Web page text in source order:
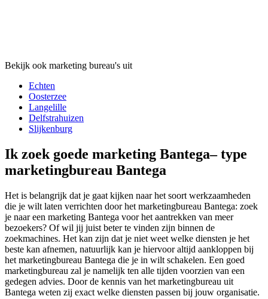
Bekijk ook marketing bureau's uit
Echten
Oosterzee
Langelille
Delfstrahuizen
Slijkenburg
Ik zoek goede marketing Bantega– type
marketingbureau Bantega
Het is belangrijk dat je gaat kijken naar het soort werkzaamheden
die je wilt laten verrichten door het marketingbureau Bantega: zoek
je naar een marketing Bantega voor het aantrekken van meer
bezoekers? Of wil jij juist beter te vinden zijn binnen de
zoekmachines. Het kan zijn dat je niet weet welke diensten je het
beste kan afnemen, natuurlijk kan je hiervoor altijd aankloppen bij
het marketingbureau Bantega die je in wilt schakelen. Een goed
marketingbureau zal je namelijk ten alle tijden voorzien van een
gedegen advies. Door de kennis van het marketingbureau uit
Bantega weten zij exact welke diensten passen bij jouw organisatie.